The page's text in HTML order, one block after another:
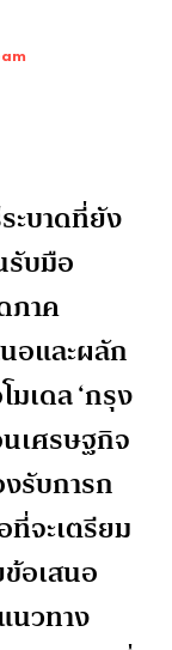
ะบาดที่ยัง
รับมือ
ภาค
อและผลัก
เดล ‘กรุง
เศรษฐกิจ
รับการก
ที่จะเตรียม
อเสนอ
นวทาง